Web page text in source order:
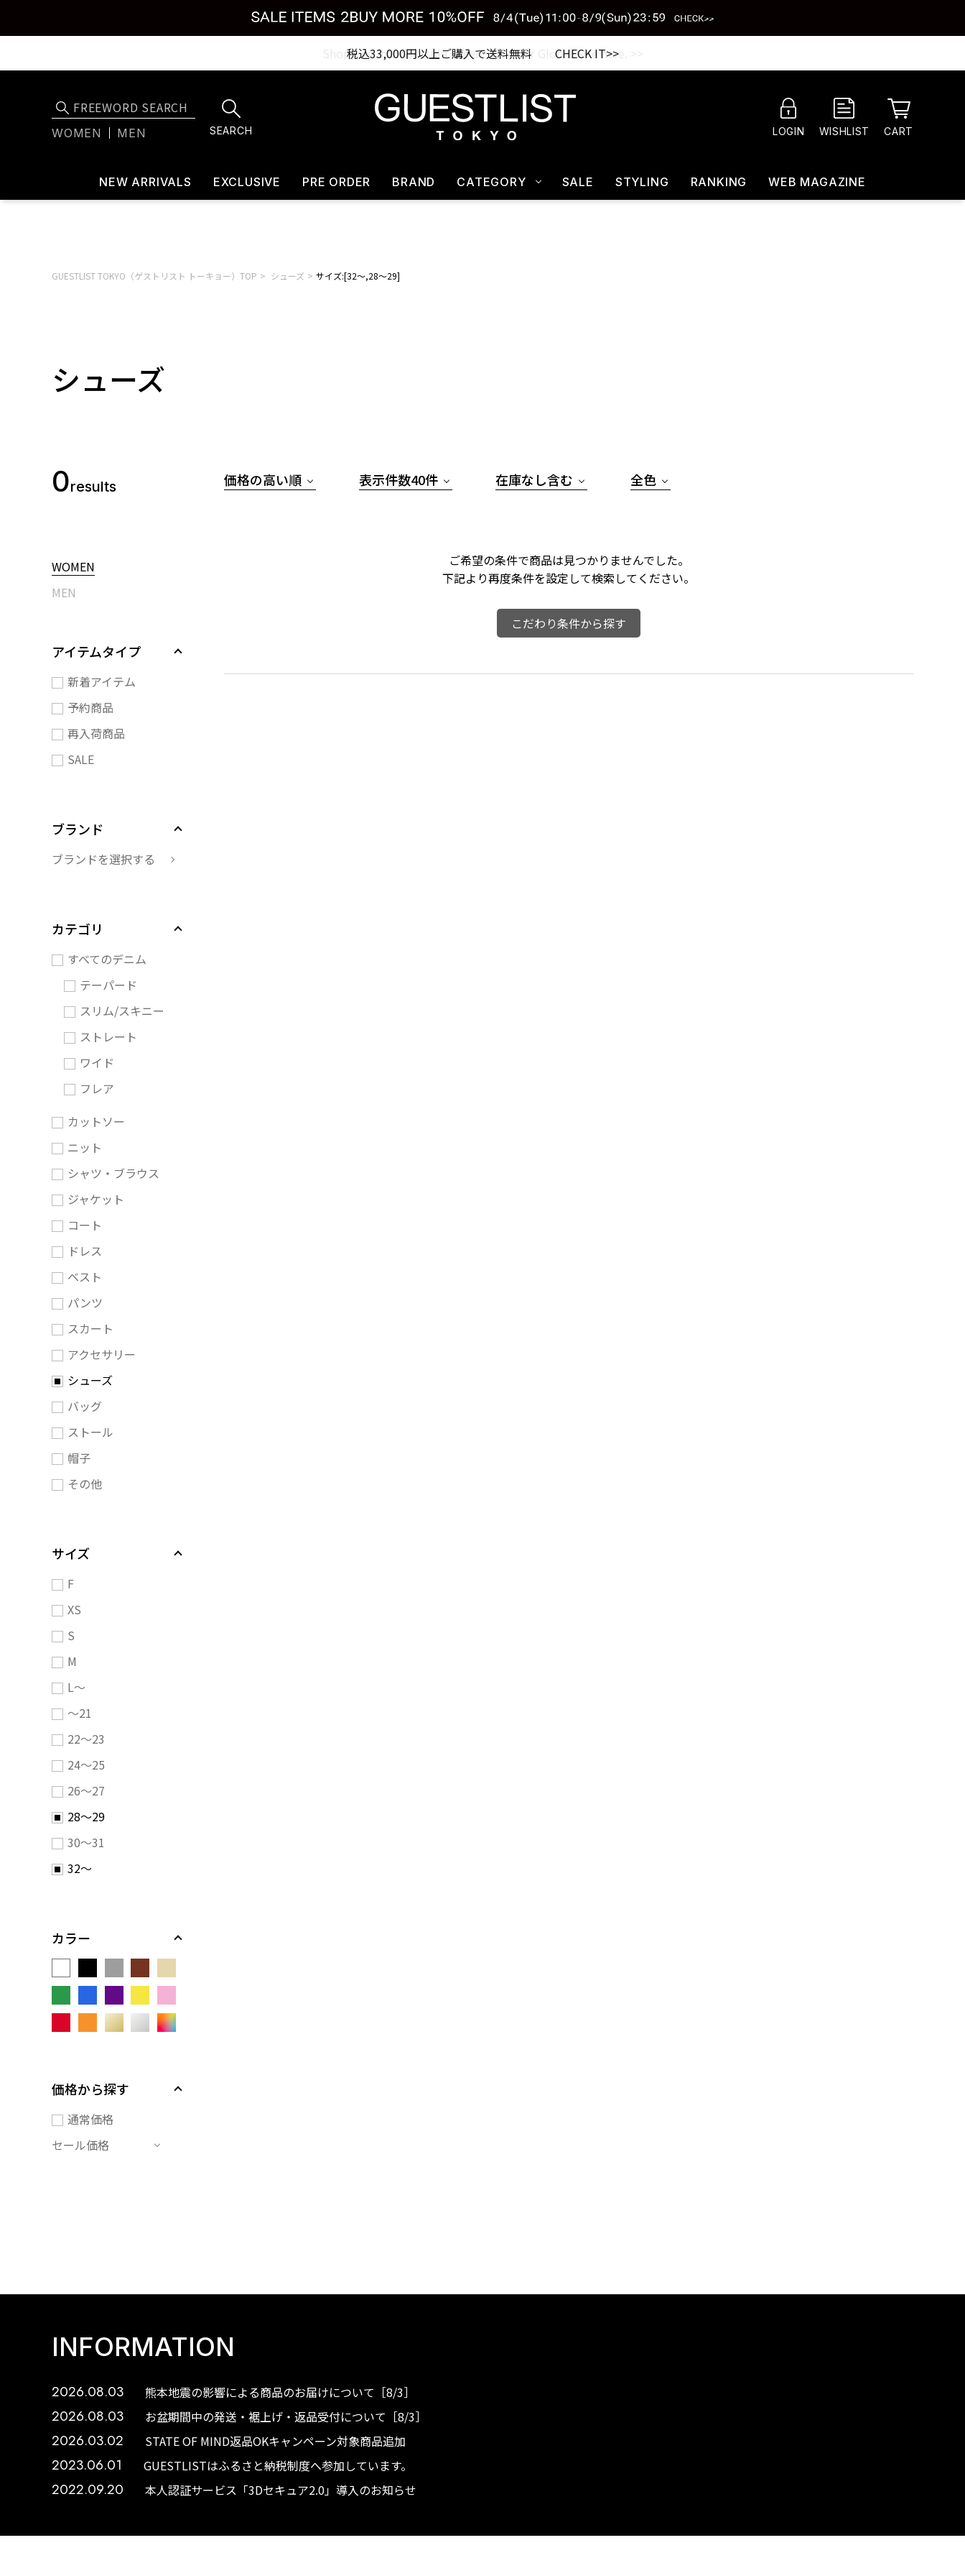
税込33,000円以上ご購入で送料無料 CHECK IT>>
WOMEN MEN SEARCH LOGIN WISHLIST CART
NEW ARRIVALS EXCLUSIVE PRE ORDER BRAND CATEGORY SALE STYLING RANKING WEB MAGAZINE
GUESTLIST TOKYO（ゲストリスト トーキョー）TOP シューズ サイズ:[32～,28～29]
シューズ
0results
WOMEN
MEN
アイテムタイプ
新着アイテム
予約商品
再入荷商品
SALE
ブランド
ブランドを選択する
カテゴリ
すべてのデニム
テーパード
スリム/スキニー
ストレート
ワイド
フレア
カットソー
ニット
シャツ・ブラウス
ジャケット
コート
ドレス
ベスト
パンツ
スカート
アクセサリー
シューズ
バッグ
ストール
帽子
その他
サイズ
F
XS
S
M
L～
～21
22～23
24～25
26～27
28～29
30～31
32～
カラー
価格から探す
通常価格
セール価格
価格の高い順 表示件数40件 在庫なし含む 全色
ご希望の条件で商品は見つかりませんでした。
下記より再度条件を設定して検索してください。
こだわり条件から探す
INFORMATION
2026.08.03 熊本地震の影響による商品のお届けについて［8/3］
2026.08.03 お盆期間中の発送・裾上げ・返品受付について［8/3］
2026.03.02 STATE OF MIND返品OKキャンペーン対象商品追加
2023.06.01 GUESTLISTはふるさと納税制度へ参加しています。
2022.09.20 本人認証サービス「3Dセキュア2.0」導入のお知らせ